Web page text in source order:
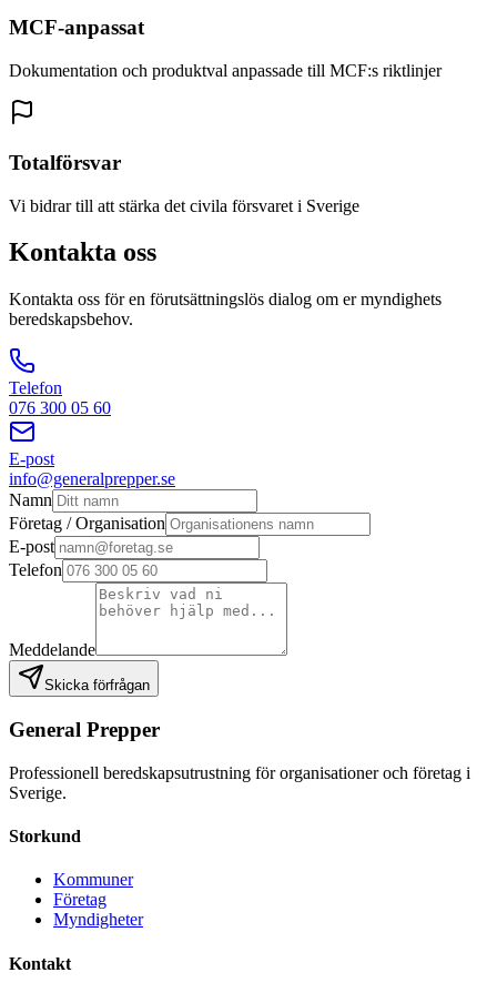
MCF-anpassat
Dokumentation och produktval anpassade till MCF:s riktlinjer
Totalförsvar
Vi bidrar till att stärka det civila försvaret i Sverige
Kontakta oss
Kontakta oss för en förutsättningslös dialog om er myndighets
beredskapsbehov.
Telefon
076 300 05 60
E-post
info@generalprepper.se
Namn
Företag / Organisation
E-post
Telefon
Meddelande
Skicka förfrågan
General Prepper
Professionell beredskapsutrustning för organisationer och företag i
Sverige.
Storkund
Kommuner
Företag
Myndigheter
Kontakt